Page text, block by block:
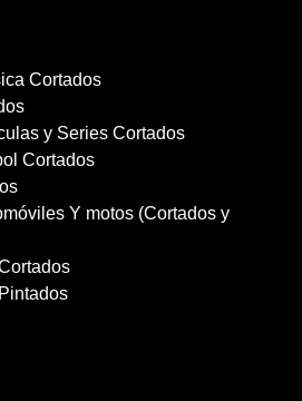
Cortados
y Series Cortados
Cortados
Y motos (Cortados y